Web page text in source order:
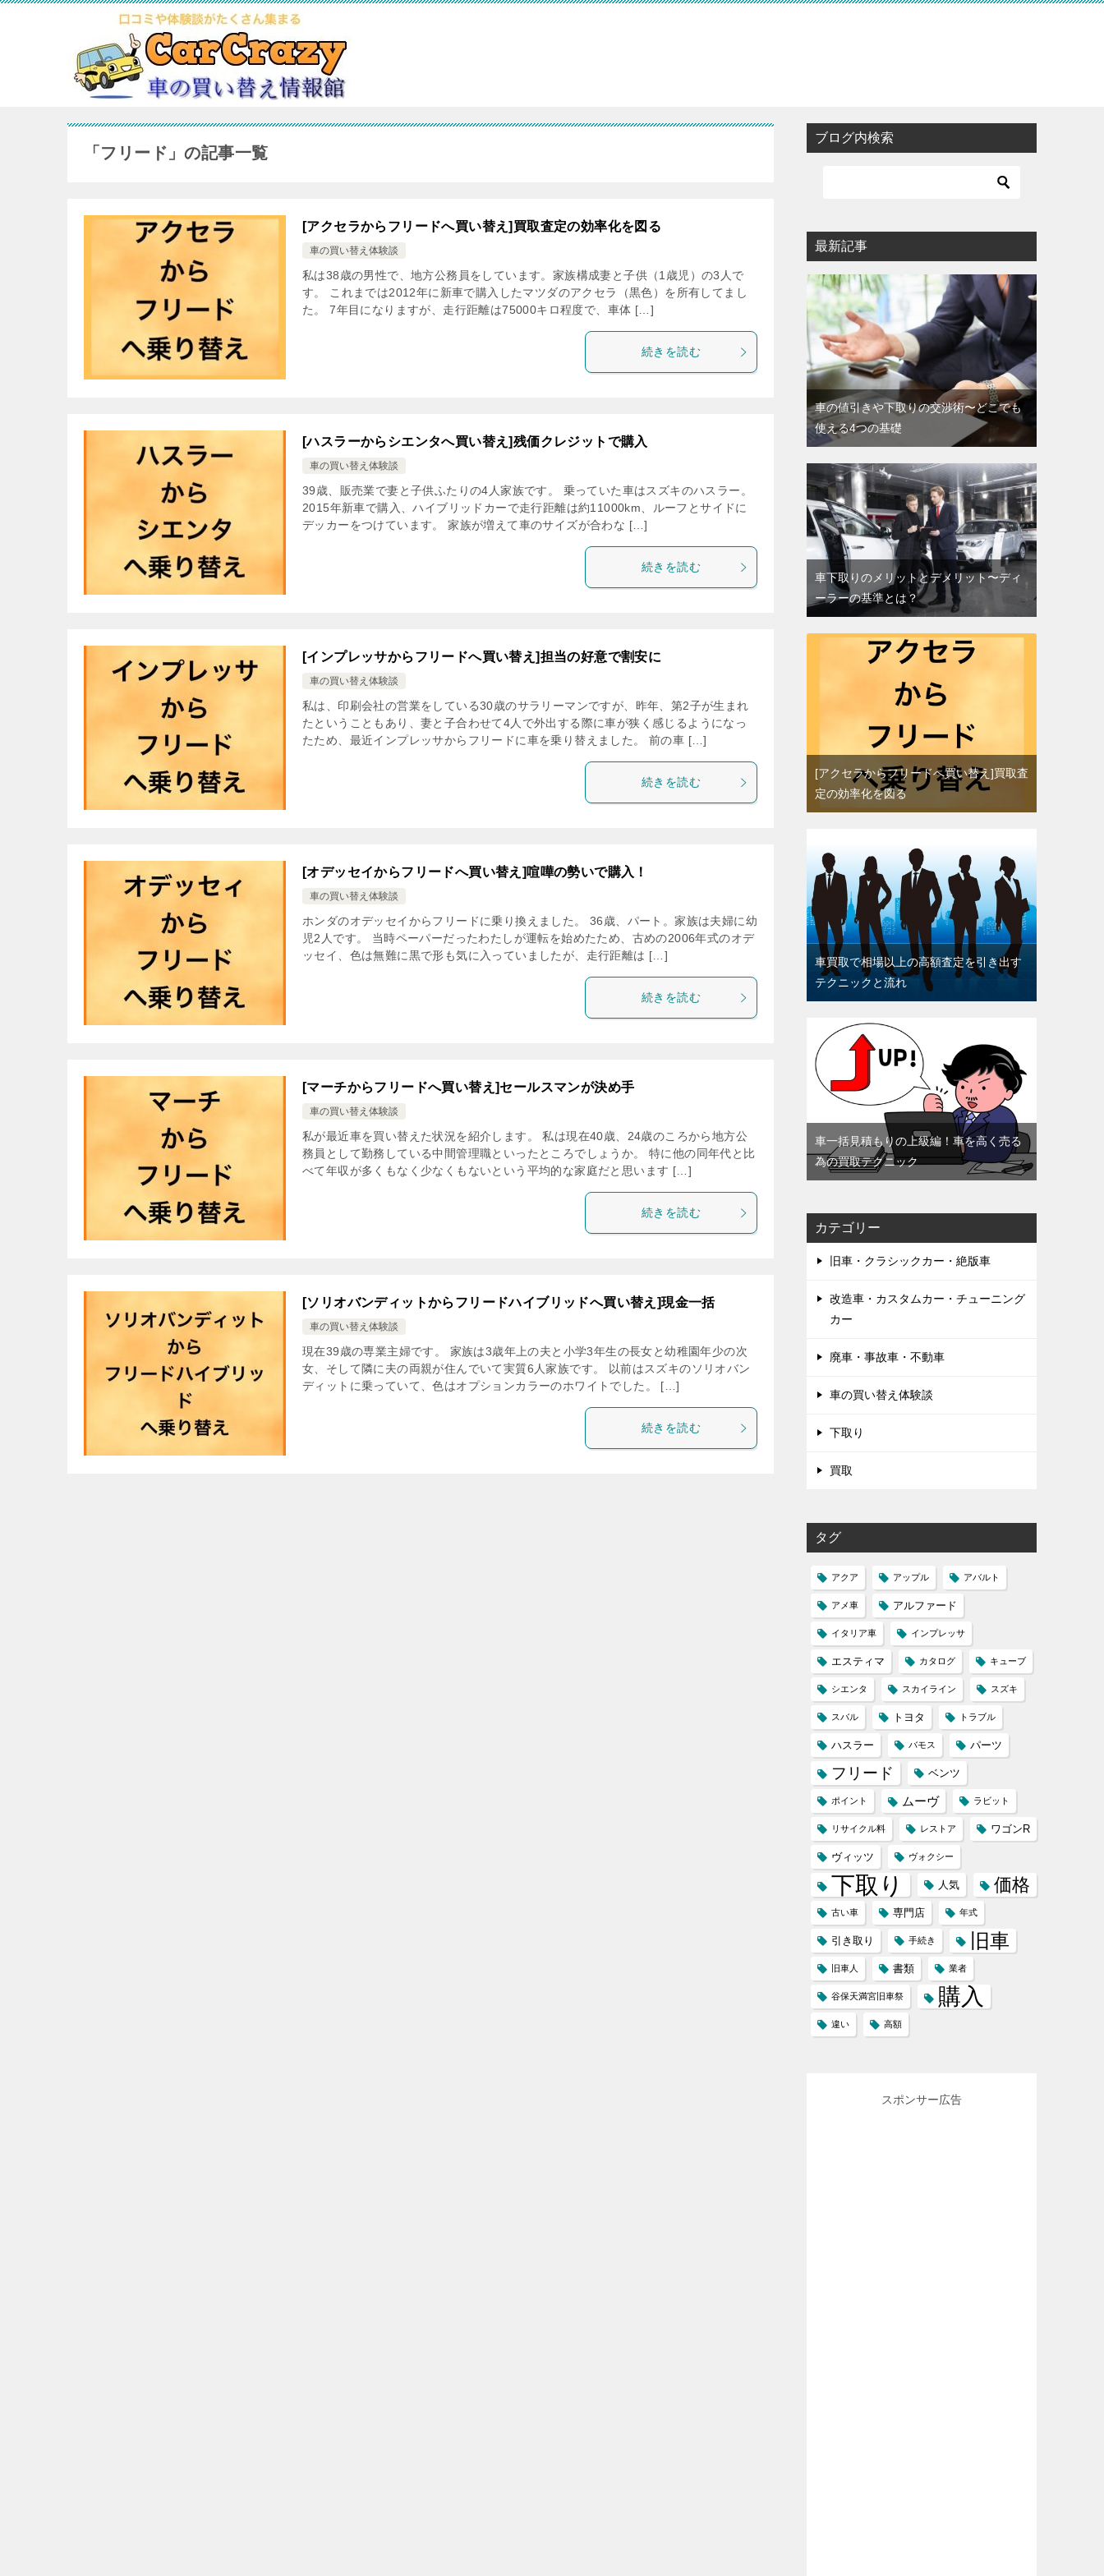
「フリード」の記事一覧
[アクセラからフリードへ買い替え]買取査定の効率化を図る
車の買い替え体験談
私は38歳の男性で、地方公務員をしています。家族構成妻と子供（1歳児）の3人で
す。 これまでは2012年に新車で購入したマツダのアクセラ（黒色）を所有してまし
た。 7年目になりますが、走行距離は75000キロ程度で、車体 […]
続きを読む
[ハスラーからシエンタへ買い替え]残価クレジットで購入
車の買い替え体験談
39歳、販売業で妻と子供ふたりの4人家族です。 乗っていた車はスズキのハスラー。
2015年新車で購入、ハイブリッドカーで走行距離は約11000km、ルーフとサイドに
デッカーをつけています。 家族が増えて車のサイズが合わな […]
続きを読む
[インプレッサからフリードへ買い替え]担当の好意で割安に
車の買い替え体験談
私は、印刷会社の営業をしている30歳のサラリーマンですが、昨年、第2子が生まれ
たということもあり、妻と子合わせて4人で外出する際に車が狭く感じるようになっ
たため、最近インプレッサからフリードに車を乗り替えました。 前の車 […]
続きを読む
[オデッセイからフリードへ買い替え]喧嘩の勢いで購入！
車の買い替え体験談
ホンダのオデッセイからフリードに乗り換えました。 36歳、パート。家族は夫婦に幼
児2人です。 当時ペーパーだったわたしが運転を始めたため、古めの2006年式のオデ
ッセイ、色は無難に黒で形も気に入っていましたが、走行距離は […]
続きを読む
[マーチからフリードへ買い替え]セールスマンが決め手
車の買い替え体験談
私が最近車を買い替えた状況を紹介します。 私は現在40歳、24歳のころから地方公
務員として勤務している中間管理職といったところでしょうか。 特に他の同年代と比
べて年収が多くもなく少なくもないという平均的な家庭だと思います […]
続きを読む
[ソリオバンディットからフリードハイブリッドへ買い替え]現金一括
車の買い替え体験談
現在39歳の専業主婦です。 家族は3歳年上の夫と小学3年生の長女と幼稚園年少の次
女、そして隣に夫の両親が住んでいて実質6人家族です。 以前はスズキのソリオバン
ディットに乗っていて、色はオプションカラーのホワイトでした。 […]
続きを読む
ブログ内検索
最新記事
車の値引きや下取りの交渉術〜どこでも
使える4つの基礎
車下取りのメリットとデメリット〜ディ
ーラーの基準とは？
[アクセラからフリードへ買い替え]買取査
定の効率化を図る
車買取で相場以上の高額査定を引き出す
テクニックと流れ
車一括見積もりの上級編！車を高く売る
為の買取テクニック
カテゴリー
旧車・クラシックカー・絶版車
改造車・カスタムカー・チューニング
カー
廃車・事故車・不動車
車の買い替え体験談
下取り
買取
タグ
アクア アップル アバルト
アメ車 アルファード
イタリア車 インプレッサ
エスティマ カタログ キューブ
シエンタ スカイライン スズキ
スバル トヨタ トラブル
ハスラー バモス パーツ
フリード ベンツ
ポイント ムーヴ ラビット
リサイクル料 レストア ワゴンR
ヴィッツ ヴォクシー
下取り 人気 価格
古い車 専門店 年式
引き取り 手続き 旧車
旧車人 書類 業者
谷保天満宮旧車祭 購入
違い 高額
スポンサー広告